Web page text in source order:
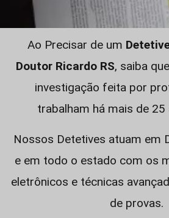
Ao Precisar de um
Doutor Ricardo RS, saiba
investigação feita por
trabalham há mais de 25
Nossos Detetives atuam em
e em todo o estado com os
eletrônicos e técnicas
de provas.